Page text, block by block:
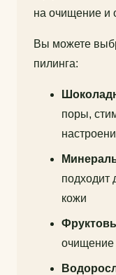
на очищение и
Вы можете
пилинга:
поры,
подходит
кожи
очищение